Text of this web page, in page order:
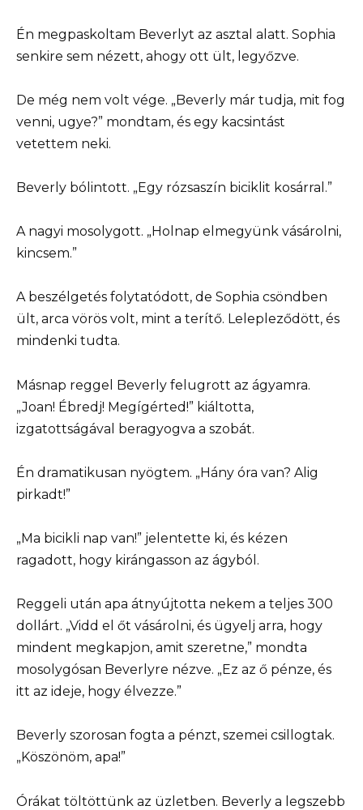
Én megpaskoltam Beverlyt az asztal alatt. Sophia
senkire sem nézett, ahogy ott ült, legyőzve.
De még nem volt vége. „Beverly már tudja, mit fog
venni, ugye?” mondtam, és egy kacsintást
vetettem neki.
Beverly bólintott. „Egy rózsaszín biciklit kosárral.”
A nagyi mosolygott. „Holnap elmegyünk vásárolni,
kincsem.”
A beszélgetés folytatódott, de Sophia csöndben
ült, arca vörös volt, mint a terítő. Lelepleződött, és
mindenki tudta.
Másnap reggel Beverly felugrott az ágyamra.
„Joan! Ébredj! Megígérted!” kiáltotta,
izgatottságával beragyogva a szobát.
Én dramatikusan nyögtem. „Hány óra van? Alig
pirkadt!”
„Ma bicikli nap van!” jelentette ki, és kézen
ragadott, hogy kirángasson az ágyból.
Reggeli után apa átnyújtotta nekem a teljes 300
dollárt. „Vidd el őt vásárolni, és ügyelj arra, hogy
mindent megkapjon, amit szeretne,” mondta
mosolygósan Beverlyre nézve. „Ez az ő pénze, és
itt az ideje, hogy élvezze.”
Beverly szorosan fogta a pénzt, szemei csillogtak.
„Köszönöm, apa!”
Órákat töltöttünk az üzletben. Beverly a legszebb